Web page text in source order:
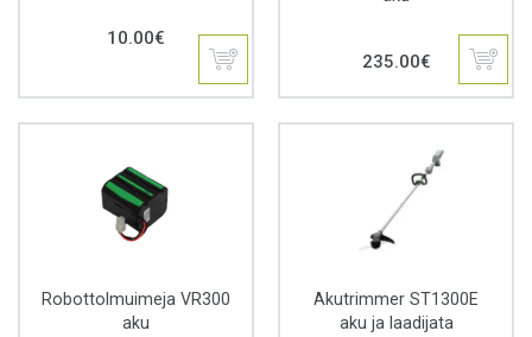
10.00€
235.00€
Robottolmuimeja VR300
aku
Akutrimmer ST1300E
aku ja laadijata